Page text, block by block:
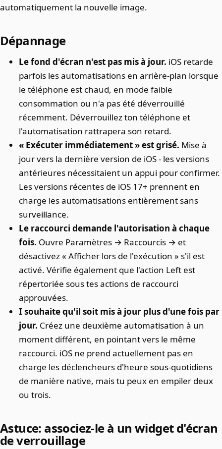
automatiquement la nouvelle image.
Dépannage
Le fond d'écran n'est pas mis à jour. iOS retarde
parfois les automatisations en arrière-plan lorsque
le téléphone est chaud, en mode faible
consommation ou n'a pas été déverrouillé
récemment. Déverrouillez ton téléphone et
l'automatisation rattrapera son retard.
« Exécuter immédiatement » est grisé. Mise à
jour vers la dernière version de iOS - les versions
antérieures nécessitaient un appui pour confirmer.
Les versions récentes de iOS 17+ prennent en
charge les automatisations entièrement sans
surveillance.
Le raccourci demande l'autorisation à chaque
fois. Ouvre Paramètres → Raccourcis → et
désactivez « Afficher lors de l'exécution » s'il est
activé. Vérifie également que l'action Left est
répertoriée sous tes actions de raccourci
approuvées.
I souhaite qu'il soit mis à jour plus d'une fois par
jour. Créez une deuxième automatisation à un
moment différent, en pointant vers le même
raccourci. iOS ne prend actuellement pas en
charge les déclencheurs d'heure sous-quotidiens
de manière native, mais tu peux en empiler deux
ou trois.
Astuce: associez-le à un widget d'écran
de verrouillage